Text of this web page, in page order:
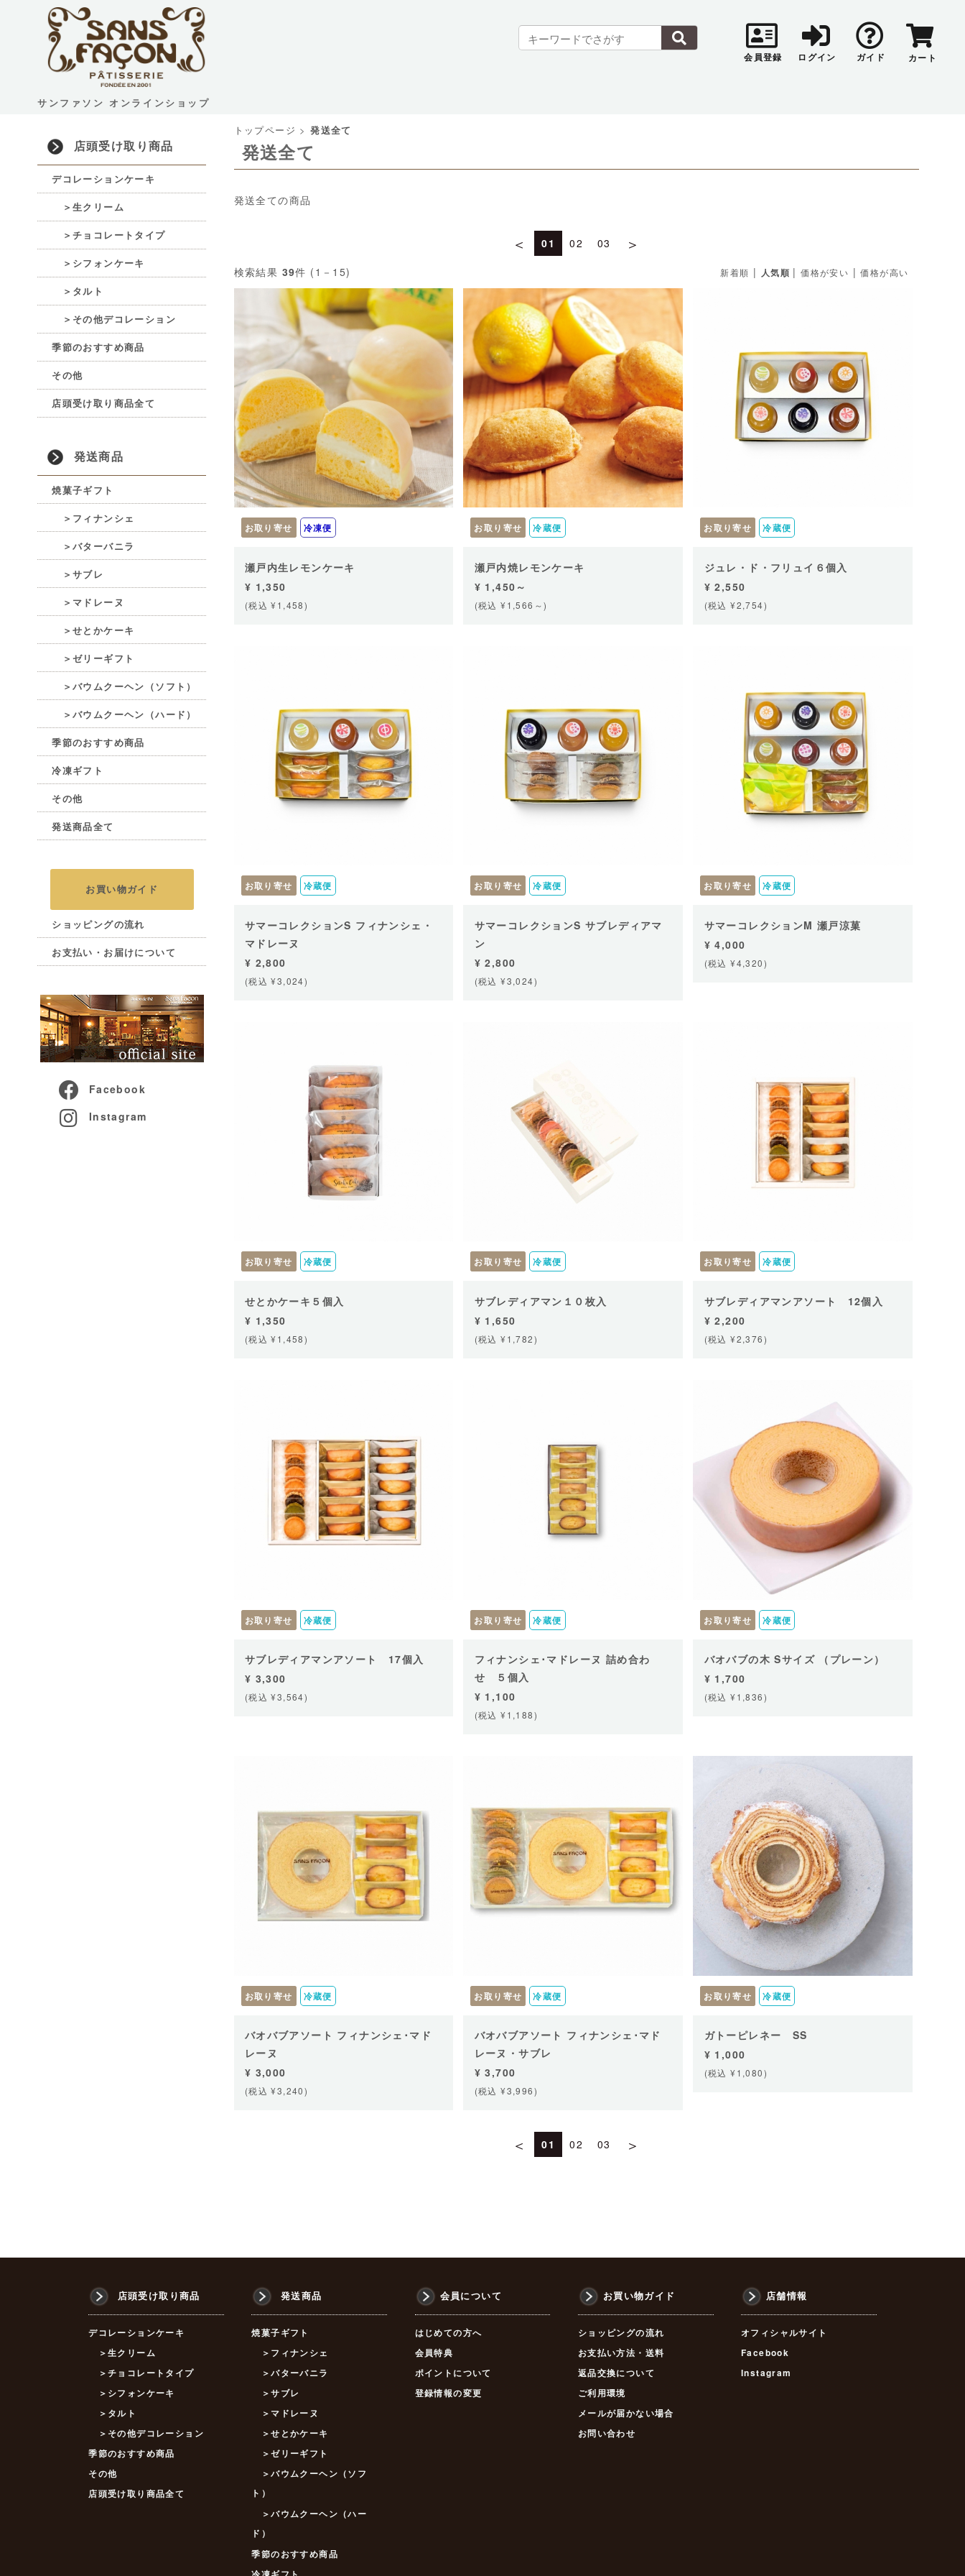
会員登録 ログイン ガイド カート
サンファソン オンラインショップ
店頭受け取り商品
デコレーションケーキ
＞生クリーム
＞チョコレートタイプ
＞シフォンケーキ
＞タルト
＞その他デコレーション
季節のおすすめ商品
その他
店頭受け取り商品全て
発送商品
焼菓子ギフト
＞フィナンシェ
＞バターバニラ
＞サブレ
＞マドレーヌ
＞せとかケーキ
＞ゼリーギフト
＞バウムクーヘン（ソフト）
＞バウムクーヘン（ハード）
季節のおすすめ商品
冷凍ギフト
その他
発送商品全て
お買い物ガイド
ショッピングの流れ
お支払い・お届けについて
Facebook
Instagram
トップページ >発送全て
発送全て
発送全ての商品
＜ 01 02 03 ＞
検索結果 39件 (1－15) 新着順 | 人気順 |価格が安い |価格が高い
お取り寄せ 冷凍便
瀬戸内生レモンケーキ
¥ 1,350
(税込 ¥1,458)
お取り寄せ 冷蔵便
瀬戸内焼レモンケーキ
¥ 1,450～
(税込 ¥1,566～)
お取り寄せ 冷蔵便
ジュレ・ド・フリュイ６個入
¥ 2,550
(税込 ¥2,754)
お取り寄せ 冷蔵便
サマーコレクションS フィナンシェ・
マドレーヌ
¥ 2,800
(税込 ¥3,024)
お取り寄せ 冷蔵便
サマーコレクションS サブレディアマ
ン
¥ 2,800
(税込 ¥3,024)
お取り寄せ 冷蔵便
サマーコレクションM 瀬戸涼菓
¥ 4,000
(税込 ¥4,320)
お取り寄せ 冷蔵便
せとかケーキ５個入
¥ 1,350
(税込 ¥1,458)
お取り寄せ 冷蔵便
サブレディアマン１０枚入
¥ 1,650
(税込 ¥1,782)
お取り寄せ 冷蔵便
サブレディアマンアソート 12個入
¥ 2,200
(税込 ¥2,376)
お取り寄せ 冷蔵便
サブレディアマンアソート 17個入
¥ 3,300
(税込 ¥3,564)
お取り寄せ 冷蔵便
フィナンシェ･マドレーヌ 詰め合わ
せ ５個入
¥ 1,100
(税込 ¥1,188)
お取り寄せ 冷蔵便
バオバブの木 Sサイズ （プレーン）
¥ 1,700
(税込 ¥1,836)
お取り寄せ 冷蔵便
バオバブアソート フィナンシェ･マド
レーヌ
¥ 3,000
(税込 ¥3,240)
お取り寄せ 冷蔵便
バオバブアソート フィナンシェ･マド
レーヌ・サブレ
¥ 3,700
(税込 ¥3,996)
お取り寄せ 冷蔵便
ガトーピレネー SS
¥ 1,000
(税込 ¥1,080)
＜ 01 02 03 ＞
店頭受け取り商品
デコレーションケーキ
＞生クリーム
＞チョコレートタイプ
＞シフォンケーキ
＞タルト
＞その他デコレーション
季節のおすすめ商品
その他
店頭受け取り商品全て
発送商品
焼菓子ギフト
＞フィナンシェ
＞バターバニラ
＞サブレ
＞マドレーヌ
＞せとかケーキ
＞ゼリーギフト
＞バウムクーヘン（ソフ
ト）
＞バウムクーヘン（ハー
ド）
季節のおすすめ商品
会員について
はじめての方へ
会員特典
ポイントについて
登録情報の変更
お買い物ガイド
ショッピングの流れ
お支払い方法・送料
返品交換について
ご利用環境
メールが届かない場合
お問い合わせ
店舗情報
オフィシャルサイト
Facebook
Instagram